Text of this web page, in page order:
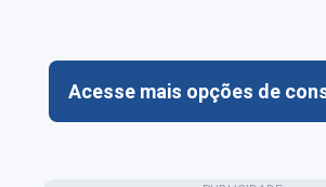
Acesse mais opções de